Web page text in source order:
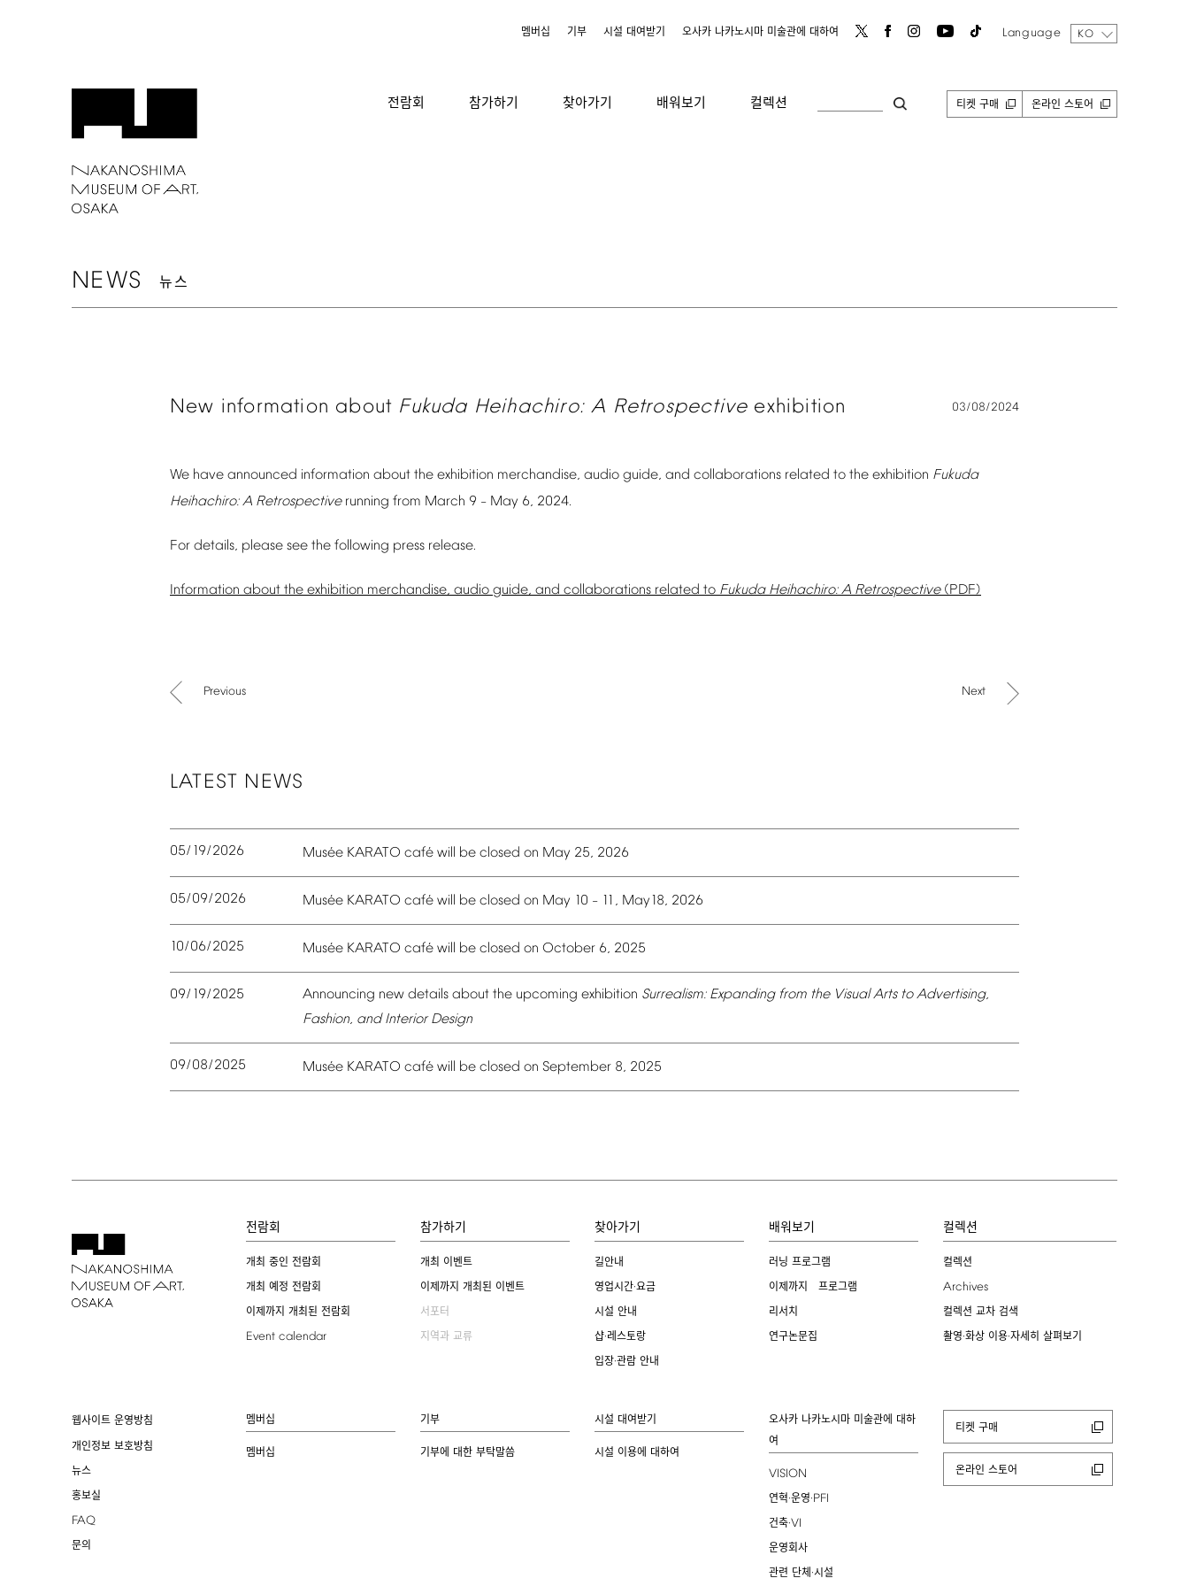
멤버십 기부 시설 대여받기 오사카 나카노시마 미술관에 대하여 Language KO
전람회 참가하기 찾아가기 배워보기 컬렉션 티켓 구매 온라인 스토어
NEWS 뉴스
New information about Fukuda Heihachiro: A Retrospective exhibition 03/08/2024
We have announced information about the exhibition merchandise, audio guide, and collaborations related to the exhibition Fukuda
Heihachiro: A Retrospective running from March 9 – May 6, 2024.
For details, please see the following press release.
Information about the exhibition merchandise, audio guide, and collaborations related to Fukuda Heihachiro: A Retrospective (PDF)
Previous Next
LATEST NEWS
05/19/2026 Musée KARATO café will be closed on May 25, 2026
05/09/2026 Musée KARATO café will be closed on May 10 – 11, May18, 2026
10/06/2025 Musée KARATO café will be closed on October 6, 2025
09/19/2025 Announcing new details about the upcoming exhibition Surrealism: Expanding from the Visual Arts to Advertising,
Fashion, and Interior Design
09/08/2025 Musée KARATO café will be closed on September 8, 2025
전람회
개최 중인 전람회
개최 예정 전람회
이제까지 개최된 전람회
Event calendar
참가하기
개최 이벤트
이제까지 개최된 이벤트
서포터
지역과 교류
찾아가기
길안내
영업시간·요금
시설 안내
샵·레스토랑
입장·관람 안내
배워보기
러닝 프로그램
이제까지 프로그램
리서치
연구논문집
컬렉션
컬렉션
Archives
컬렉션 교차 검색
촬영·화상 이용·자세히 살펴보기
웹사이트 운영방침
개인정보 보호방침
뉴스
홍보실
FAQ
문의
멤버십
멤버십
기부
기부에 대한 부탁말씀
시설 대여받기
시설 이용에 대하여
오사카 나카노시마 미술관에 대하
여
VISION
연혁·운영·PFI
건축·VI
운영회사
관련 단체·시설
티켓 구매
온라인 스토어